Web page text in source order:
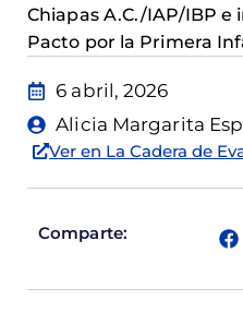
Chiapas A.C./IAP/IBP
Pacto por la Primera
6 abril, 2026
Alicia Margarita
Ver en La Cadera de
Comparte: